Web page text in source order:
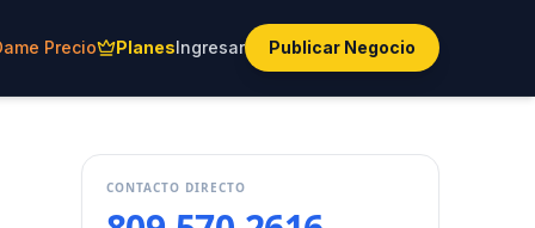
Precio PlanesIngresar Publicar Negocio
CONTACTO DIRECTO